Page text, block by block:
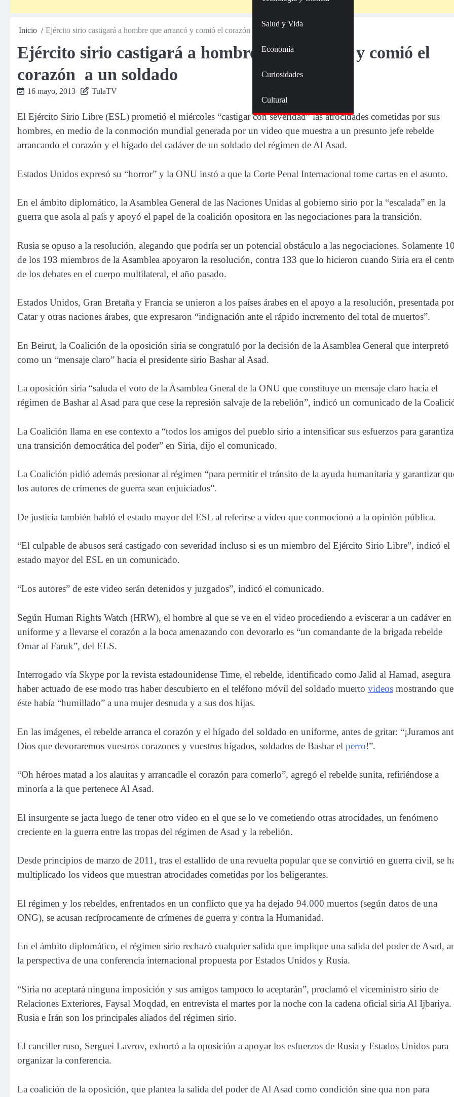
Salud y Vida
Economía
Curiosidades
Cultural
Inicio Ejército sirio castigará a hombre que arrancó y comió el corazón a un soldado
Ejército sirio castigará a hombre que arrancó y comió el
corazón a un soldado
16 mayo, 2013 TulaTV
El Ejército Sirio Libre (ESL) prometió el miércoles “castigar con severidad” las atrocidades cometidas por sus
hombres, en medio de la conmoción mundial generada por un video que muestra a un presunto jefe rebelde
arrancando el corazón y el hígado del cadáver de un soldado del régimen de Al Asad.
Estados Unidos expresó su “horror” y la ONU instó a que la Corte Penal Internacional tome cartas en el asunto.
En el ámbito diplomático, la Asamblea General de las Naciones Unidas al gobierno sirio por la “escalada” en la
guerra que asola al país y apoyó el papel de la coalición opositora en las negociaciones para la transición.
Rusia se opuso a la resolución, alegando que podría ser un potencial obstáculo a las negociaciones. Solamente
de los 193 miembros de la Asamblea apoyaron la resolución, contra 133 que lo hicieron cuando Siria era el
de los debates en el cuerpo multilateral, el año pasado.
Estados Unidos, Gran Bretaña y Francia se unieron a los países árabes en el apoyo a la resolución, presentada por
Catar y otras naciones árabes, que expresaron “indignación ante el rápido incremento del total de muertos”.
En Beirut, la Coalición de la oposición siria se congratuló por la decisión de la Asamblea General que interpretó
como un “mensaje claro” hacia el presidente sirio Bashar al Asad.
La oposición siria “saluda el voto de la Asamblea Gneral de la ONU que constituye un mensaje claro hacia el
régimen de Bashar al Asad para que cese la represión salvaje de la rebelión”, indicó un comunicado de la
La Coalición llama en ese contexto a “todos los amigos del pueblo sirio a intensificar sus esfuerzos para
una transición democrática del poder” en Siria, dijo el comunicado.
La Coalición pidió además presionar al régimen “para permitir el tránsito de la ayuda humanitaria y garantizar
los autores de crímenes de guerra sean enjuiciados”.
De justicia también habló el estado mayor del ESL al referirse a video que conmocionó a la opinión pública.
“El culpable de abusos será castigado con severidad incluso si es un miembro del Ejército Sirio Libre”, indicó el
estado mayor del ESL en un comunicado.
“Los autores” de este video serán detenidos y juzgados”, indicó el comunicado.
Según Human Rights Watch (HRW), el hombre al que se ve en el video procediendo a eviscerar a un cadáver en
uniforme y a llevarse el corazón a la boca amenazando con devorarlo es “un comandante de la brigada rebelde
Omar al Faruk”, del ELS.
Interrogado vía Skype por la revista estadounidense Time, el rebelde, identificado como Jalid al Hamad, asegura
haber actuado de ese modo tras haber descubierto en el teléfono móvil del soldado muerto videos mostrando que
éste había “humillado” a una mujer desnuda y a sus dos hijas.
En las imágenes, el rebelde arranca el corazón y el hígado del soldado en uniforme, antes de gritar: “¡Juramos
Dios que devoraremos vuestros corazones y vuestros hígados, soldados de Bashar el perro!”.
“Oh héroes matad a los alauitas y arrancadle el corazón para comerlo”, agregó el rebelde sunita, refiriéndose a
minoría a la que pertenece Al Asad.
El insurgente se jacta luego de tener otro video en el que se lo ve cometiendo otras atrocidades, un fenómeno
creciente en la guerra entre las tropas del régimen de Asad y la rebelión.
Desde principios de marzo de 2011, tras el estallido de una revuelta popular que se convirtió en guerra civil, se
multiplicado los videos que muestran atrocidades cometidas por los beligerantes.
El régimen y los rebeldes, enfrentados en un conflicto que ya ha dejado 94.000 muertos (según datos de una
ONG), se acusan recíprocamente de crímenes de guerra y contra la Humanidad.
En el ámbito diplomático, el régimen sirio rechazó cualquier salida que implique una salida del poder de Asad,
la perspectiva de una conferencia internacional propuesta por Estados Unidos y Rusia.
“Siria no aceptará ninguna imposición y sus amigos tampoco lo aceptarán”, proclamó el viceministro sirio de
Relaciones Exteriores, Faysal Moqdad, en entrevista el martes por la noche con la cadena oficial siria Al Ijbariya.
Rusia e Irán son los principales aliados del régimen sirio.
El canciller ruso, Serguei Lavrov, exhortó a la oposición a apoyar los esfuerzos de Rusia y Estados Unidos para
organizar la conferencia.
La coalición de la oposición, que plantea la salida del poder de Al Asad como condición sine qua non para